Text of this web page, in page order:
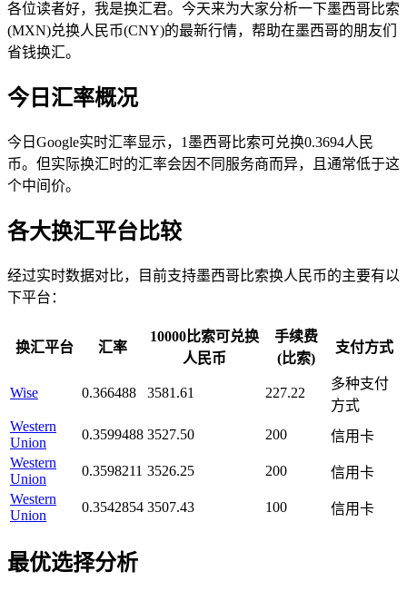
各位读者好，我是换汇君。今天来为大家分析一下墨西哥比索
(MXN)兑换人民币(CNY)的最新行情，帮助在墨西哥的朋友们
省钱换汇。
今日汇率概况
今日Google实时汇率显示，1墨西哥比索可兑换0.3694人民
币。但实际换汇时的汇率会因不同服务商而异，且通常低于这
个中间价。
各大换汇平台比较
经过实时数据对比，目前支持墨西哥比索换人民币的主要有以
下平台：
换汇平台 汇率
10000比索可兑换
人民币
手续费
(比索)
支付方式
Wise 0.366488 3581.61 227.22
多种支付
方式
Western
Union
0.3599488 3527.50 200
信用卡
Western
Union
0.3598211 3526.25 200
信用卡
Western
Union
0.3542854 3507.43 100 信用卡
最优选择分析